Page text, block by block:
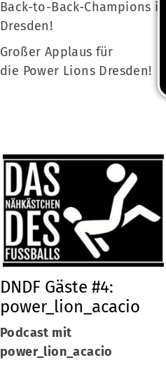
Back-to-Back-Champions in
Dresden!
Großer Applaus für
die Power Lions Dresden!
DNDF Gäste #4:
power_lion_acacio
Podcast mit
power_lion_acacio